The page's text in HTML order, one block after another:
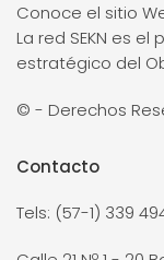
Conoce el sitio
La red SEKN es
estratégico del
© - Derechos
Contacto
Tels: (57-1) 339